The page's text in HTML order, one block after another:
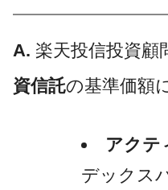
A. 楽天投信投資顧
資信託の基準価額
アクテ
デックス